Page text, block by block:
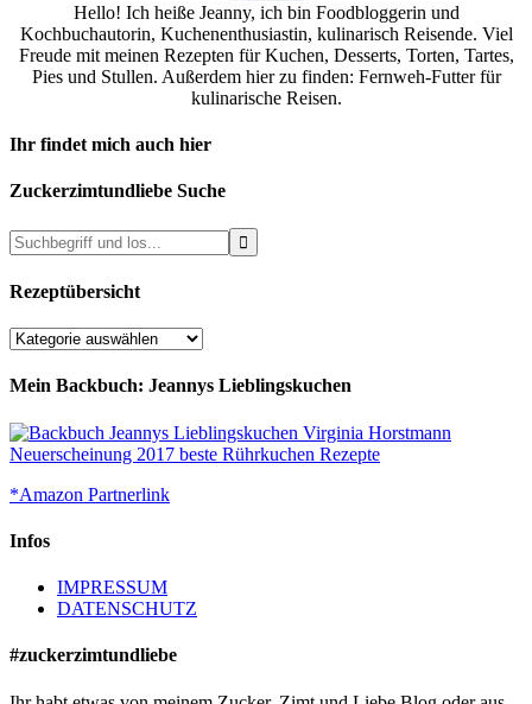
Hello! Ich heiße Jeanny, ich bin Foodbloggerin und
Kochbuchautorin, Kuchenenthusiastin, kulinarisch Reisende. Viel
Freude mit meinen Rezepten für Kuchen, Desserts, Torten, Tartes,
Pies und Stullen. Außerdem hier zu finden: Fernweh-Futter für
kulinarische Reisen.
Ihr findet mich auch hier
Zuckerzimtundliebe Suche
Rezeptübersicht
Rezeptübersicht
Mein Backbuch: Jeannys Lieblingskuchen
*Amazon Partnerlink
Infos
IMPRESSUM
DATENSCHUTZ
#zuckerzimtundliebe